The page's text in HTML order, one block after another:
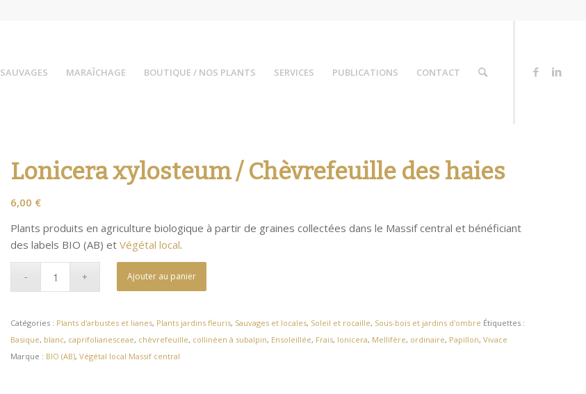
SAUVAGES MARAÎCHAGE BOUTIQUE / NOS PLANTS SERVICES PUBLICATIONS CONTACT
Lonicera xylosteum / Chèvrefeuille des haies
6,00 €
Plants produits en agriculture biologique à partir de graines collectées dans le Massif central et bénéficiant
des labels BIO (AB) etVégétal local.
Ajouter au panier
Catégories : Plants d'arbustes et lianes, Plants jardins fleuris, Sauvages et locales, Soleil et rocaille, Sous-bois et jardins d'ombre Étiquettes :
Basique, blanc, caprifolianesceae, chèvrefeuille, collinéen à subalpin, Ensoleillée, Frais, lonicera, Mellifère, ordinaire, Papillon,Vivace
Marque : BIO (AB),Végétal local Massif central